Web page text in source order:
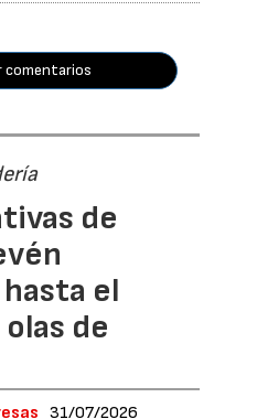
comentarios
de
el
de
31/07/2026